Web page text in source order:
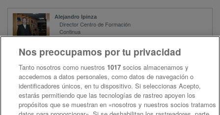
Alejandro Ipinza
Director Centro de Formación
Continua
Universidad Finis Terrae
Para el Centro de Formación Continua de nuestra Universidad,
Educaedu se ha transformado en una herramienta muy efectiva
para llegar a nuestros potenciales alumnos toda nuestra oferta
académica. Destacándose el gran profesionalismo de su equipo
constantes mejoras al sitio que se traducen en una fácil búsqueda
para los consultantes.
Nos preocupamos por tu privacidad
Tanto nosotros como nuestros 1017 socios almacenamos y
accedemos a datos personales, como datos de navegación o
identificadores únicos, en tu dispositivo. Si seleccionas Acepto,
estarás permitiendo que las tecnologías de rastreo apoyen los
propósitos que se muestran en «nosotros y nuestros socios tratamos